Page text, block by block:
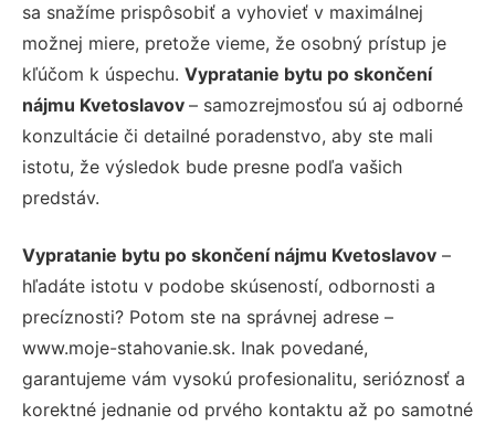
sa snažíme prispôsobiť a vyhovieť v maximálnej
možnej miere, pretože vieme, že osobný prístup je
kľúčom k úspechu. Vypratanie bytu po skončení
nájmu Kvetoslavov – samozrejmosťou sú aj odborné
konzultácie či detailné poradenstvo, aby ste mali
istotu, že výsledok bude presne podľa vašich
predstáv.
Vypratanie bytu po skončení nájmu Kvetoslavov –
hľadáte istotu v podobe skúseností, odbornosti a
precíznosti? Potom ste na správnej adrese –
www.moje-stahovanie.sk. Inak povedané,
garantujeme vám vysokú profesionalitu, serióznosť a
korektné jednanie od prvého kontaktu až po samotné